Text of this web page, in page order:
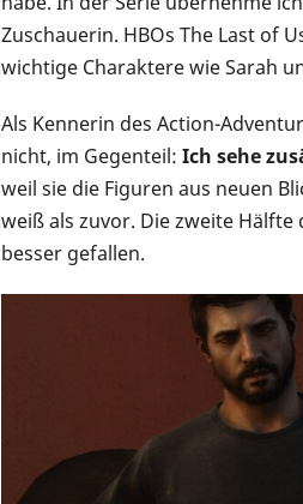
Zuschauerin. HBOs The Last of
wichtige Charaktere wie Sarah
Als Kennerin des Action-
nicht, im Gegenteil: Ich sehe
weil sie die Figuren aus neuen
weiß als zuvor. Die zweite
besser gefallen.